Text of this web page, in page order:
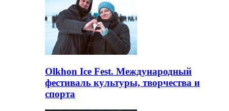
Olkhon Ice Fest. Международный
фестиваль культуры, творчества и
спорта